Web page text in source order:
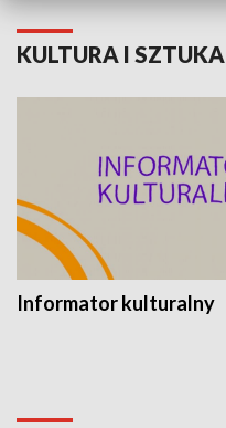
KULTURA I SZTUKA
Informator kulturalny